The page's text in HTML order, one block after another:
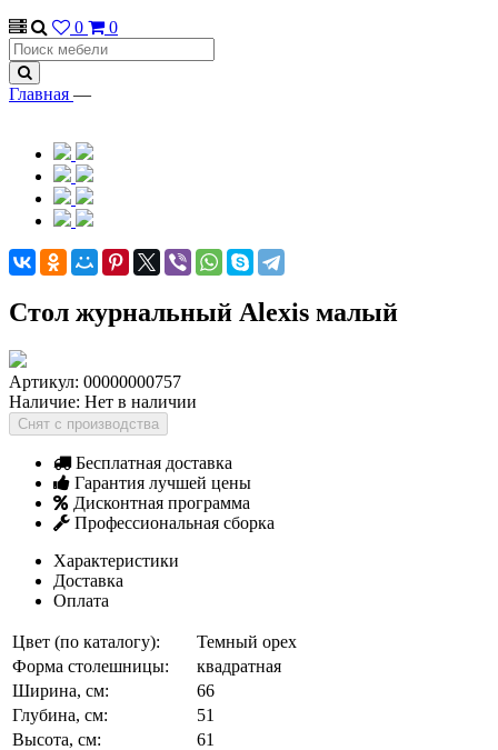
0
0
Главная —
Стол журнальный Alexis малый
Артикул: 00000000757
Наличие: Нет в наличии
Снят с производства
Бесплатная доставка
Гарантия лучшей цены
Дисконтная программа
Профессиональная сборка
Характеристики
Доставка
Оплата
Цвет (по каталогу):
Темный орех
Форма столешницы:
квадратная
Ширина, см:
66
Глубина, см:
51
Высота, см:
61